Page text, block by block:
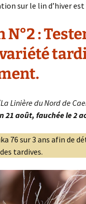
sur le lin d’hiver est
N°2:
Linière du Nord de
21 août, fauchée le 2
76 sur 3 ans afin de
tardives.